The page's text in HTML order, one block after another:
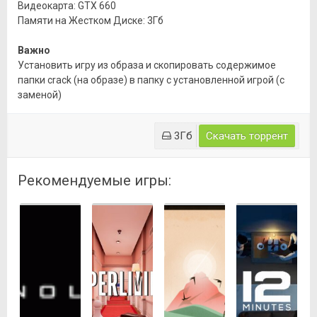
Видеокарта: GTX 660
Памяти на Жестком Диске: 3Гб
Важно
Установить игру из образа и скопировать содержимое
папки crack (на образе) в папку с установленной игрой (с
заменой)
3Гб Скачать торрент
Рекомендуемые игры: